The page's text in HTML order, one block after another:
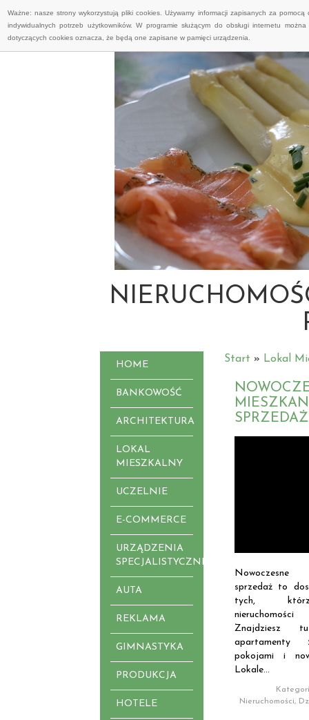
Ważne: nasze strony wykorzystują pliki cookies. Używamy informacji zapisanych za
indywidualnych potrzeb użytkowników. W programie służącym do obsługi internetu
dotyczących cookies oznacza, że będą one zapisane w pamięci urządzenia.
HOME
BANKOWOŚĆ
ARCHITEKTURA
LOKAL
MIESZKALNY
UCZELNIE
E-COMMERCE
URZĄDZENIA
SPECJALISTYCZNE
AUTA
REKLAMA
GIMNASTYKA
PRODUKCJA
HOTELE
Start » Lokal
SPRZEDAŻ
sprzedaż to
tych,
Znajdziesz
apartamenty
pokojami i
Lokale...
Nieruchomości,